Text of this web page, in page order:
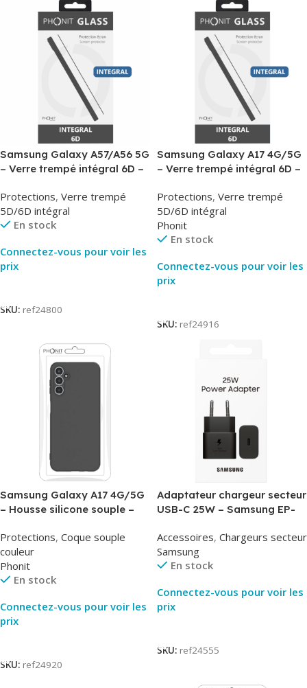
Samsung Galaxy A57/A56 5G
– Verre trempé intégral 6D –
Protections, Verre trempé
5D/6D intégral
En stock
Connectez-vous pour voir les
prix
SKU: ref24800
Samsung Galaxy A17 4G/5G
– Verre trempé intégral 6D –
Protections, Verre trempé
5D/6D intégral
Phonit
En stock
Connectez-vous pour voir les
prix
SKU: ref24916
Samsung Galaxy A17 4G/5G
– Housse silicone souple –
Protections, Coque souple
couleur
Phonit
En stock
Connectez-vous pour voir les
prix
SKU: ref24920
Adaptateur chargeur secteur
USB-C 25W – Samsung EP-
Packaging Original
Accessoires, Chargeurs secteur
Samsung
En stock
Connectez-vous pour voir les
prix
SKU: ref24555